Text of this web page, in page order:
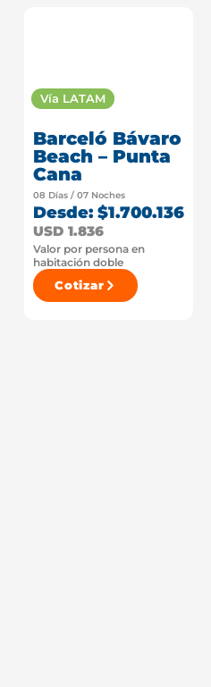
Vía LATAM
Barceló Bávaro
Beach – Punta
Cana
08 Días / 07 Noches
Desde: $1.700.136
USD 1.836
Valor por persona en
habitación doble
Cotizar